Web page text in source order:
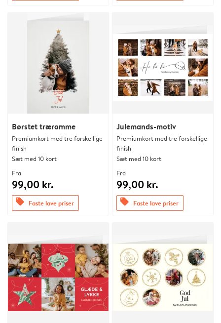
Børstet træramme
Premiumkort med tre forskellige
finish
Sæt med 10 kort
Fra
99,00 kr.
offers Faste lave priser
Julemands-motiv
Premiumkort med tre forskellige
finish
Sæt med 10 kort
Fra
99,00 kr.
offers Faste lave priser